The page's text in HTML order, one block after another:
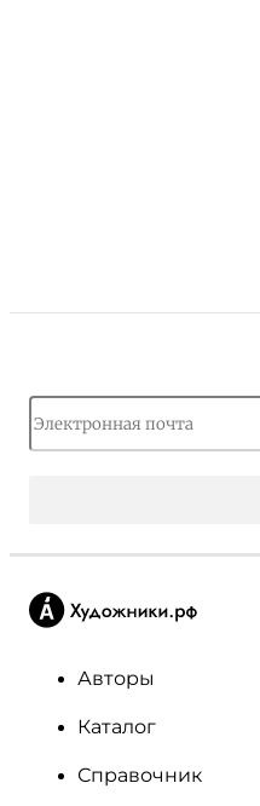
Авторы
Каталог
Справочник